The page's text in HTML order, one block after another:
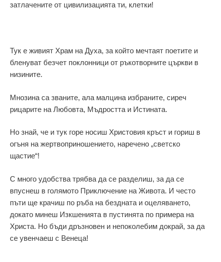
затлачените от цивилизацията ти, клетки!
Тук е живият Храм на Духа, за който мечтаят поетите и
бленуват безчет поклонници от ръкотворните църкви в
низините.
Мнозина са званите, ала малцина избраните, сиреч
рицарите на Любовта, Мъдростта и Истината.
Но знай, че и тук горе носиш Христовия кръст и гориш в
огъня на жертвоприношението, наречено „светско
щастие“!
С много удобства трябва да се разделиш, за да се
впуснеш в голямото Приключение на Живота. И често
пъти ще крачиш по ръба на бездната и оцеляването,
докато минеш Изкшенията в пустинята по примера на
Христа. Но бъди дръзновен и непоколебим докрай, за да
се увенчаеш с Венеца!